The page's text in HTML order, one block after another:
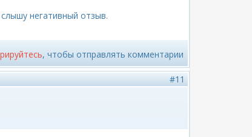
негативный отзыв.
, чтобы отправлять комментарии
#11